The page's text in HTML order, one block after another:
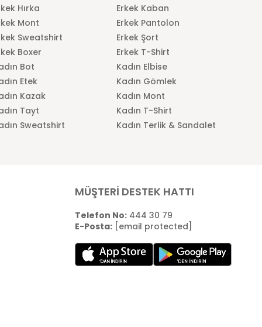
Hırka
Erkek Kaban
Mont
Erkek Pantolon
Sweatshirt
Erkek Şort
Boxer
Erkek T-Shirt
Bot
Kadın Elbise
Etek
Kadın Gömlek
Kazak
Kadın Mont
Tayt
Kadın T-Shirt
Sweatshirt Kadın Terlik & Sandalet
MÜŞTERİ DESTEK HATTI
Telefon No:444 30 79
E-Posta: [email protected]